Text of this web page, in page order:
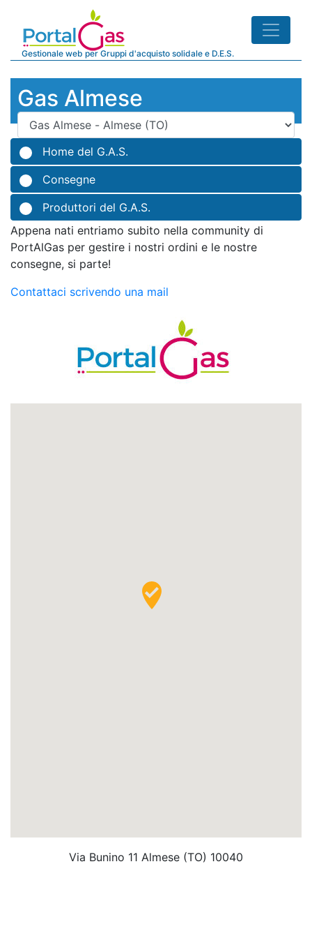
Gestionale web per Gruppi d'acquisto solidale e D.E.S.
Gas Almese
Home del G.A.S.
Consegne
Produttori del G.A.S.
Appena nati entriamo subito nella community di
PortAlGas per gestire i nostri ordini e le nostre
consegne, si parte!
Contattaci scrivendo una mail
Via Bunino 11 Almese (TO) 10040